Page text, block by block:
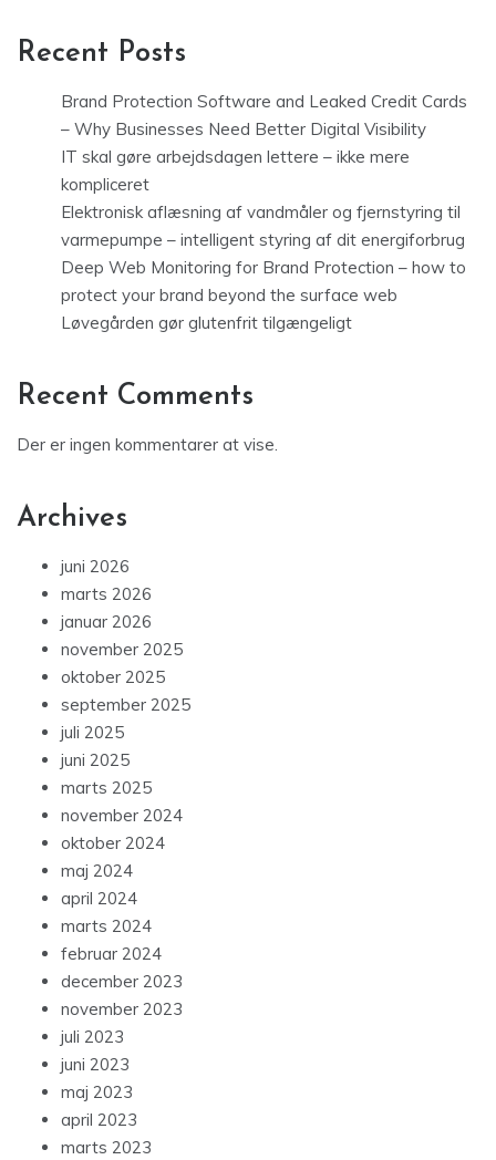
Recent Posts
Brand Protection Software and Leaked Credit Cards
– Why Businesses Need Better Digital Visibility
IT skal gøre arbejdsdagen lettere – ikke mere
kompliceret
Elektronisk aflæsning af vandmåler og fjernstyring til
varmepumpe – intelligent styring af dit energiforbrug
Deep Web Monitoring for Brand Protection – how to
protect your brand beyond the surface web
Løvegården gør glutenfrit tilgængeligt
Recent Comments
Der er ingen kommentarer at vise.
Archives
juni 2026
marts 2026
januar 2026
november 2025
oktober 2025
september 2025
juli 2025
juni 2025
marts 2025
november 2024
oktober 2024
maj 2024
april 2024
marts 2024
februar 2024
december 2023
november 2023
juli 2023
juni 2023
maj 2023
april 2023
marts 2023